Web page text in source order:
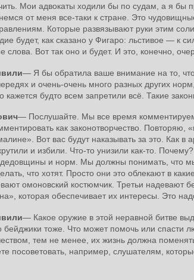
Мои адвокаты ходили бы по судам, а я бы
от меня все-таки к стране. Это
Которые развязывают руки этим
будет, как сказано у Фигаро: льстивое — к
слова. Вот так оно и будет. И это, конечно,
― Я бы обратила ваше внимание на то,
и очень-очень много разных других
кажется будто всем запретили всё. Такие
― Послушайте. Мы все время
как законотворчество.
Вот вас будут наказывать за это. Как
и избили. Что-то унизили как-то.
дедовщины и норм. Мы должны понимать, что
что хотят. Просто они это облекают в
омоновский костюмчик. Третьи надевают
которая обеспечивает их интересы. Это
― Какое оружие в этой неравной битве
бейджики тоже. Что может помочь или спасти
тем не менее, их жизнь должна
посоветовать, например, слушателям,